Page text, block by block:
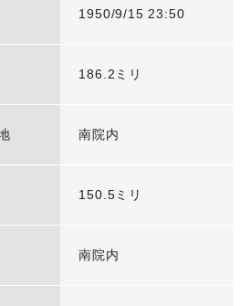
1950/9/15 23:50
186.2ミリ
南院内
150.5ミリ
南院内